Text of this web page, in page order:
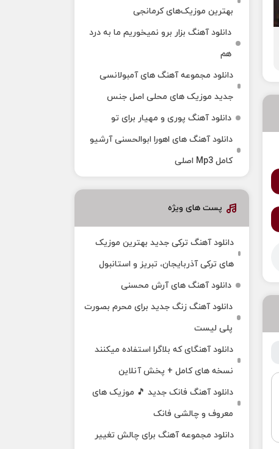
بهترین موزیک‌های کرمانجی
دانلود آهنگ بزار برو نمیخوریم ما به درد
هم
دانلود مجموعه آهنگ های آمبولانسی
جدید موزیک های محلی اصل جنس
دانلود آهنگ پوری و مهیار برای تو
دانلود آهنگ های اهورا ابوالحسنی آرشیو
کامل Mp3 اصلی
پست های ویژه
دانلود آهنگ ترکی جدید بهترین موزیک‌
های ترکی آذربایجان، تبریز و استانبول
دانلود آهنگ های آرش محسنی
دانلود آهنگ زنگ جدید برای محرم بصورت
پلی لیست
دانلود آهنگای که بلاگرا استفاده میکنند
نسخه های کامل + پخش آنلاین
دانلود آهنگ فانک جدید 🎵 موزیک‌ های
معروف و چالشی فانک
دانلود مجموعه آهنگ برای چالش تغییر